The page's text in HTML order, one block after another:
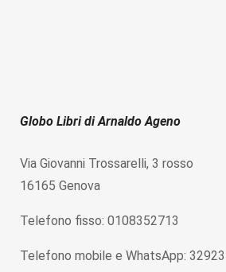
Globo Libri di Arnaldo Ageno
Via Giovanni Trossarelli, 3 rosso
16165 Genova
Telefono fisso: 0108352713
Telefono mobile e WhatsApp: